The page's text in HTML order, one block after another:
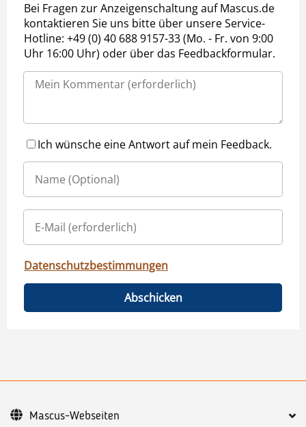
Bei Fragen zur Anzeigenschaltung auf Mascus.de
kontaktieren Sie uns bitte über unsere Service-
Hotline: +49 (0) 40 688 9157-33 (Mo. - Fr. von 9:00
Uhr 16:00 Uhr) oder über das Feedbackformular.
Ich wünsche eine Antwort auf mein Feedback.
Datenschutzbestimmungen
Abschicken
Mascus-Webseiten